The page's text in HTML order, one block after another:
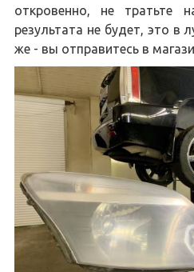
откровенно, не тратьте
результата не будет, это в
же - вы отправитесь в